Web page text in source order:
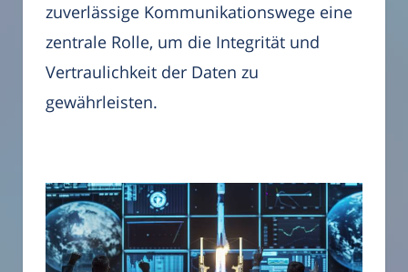
zuverlässige Kommunikationswege eine
zentrale Rolle, um die Integrität und
Vertraulichkeit der Daten zu
gewährleisten.